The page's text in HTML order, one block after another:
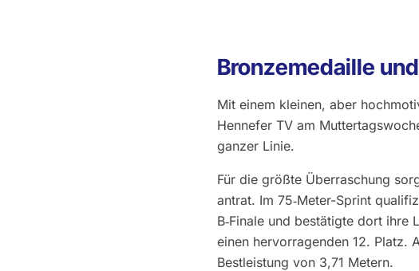
Bronzemedaille
Mit einem kleinen, aber
Hennefer TV am
ganzer Linie.
Für die größte Überraschung
antrat. Im 75‑Meter-Sprint
B‑Finale und bestätigte dort ihre
einen hervorragenden 12. Platz.
Bestleistung von 3,71 Metern.